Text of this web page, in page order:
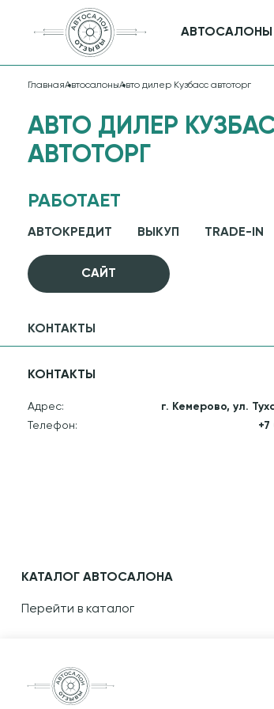
АВТОСАЛОНЫ
ГлавнаяАвтосалоныАвто дилер Кузбасс автоторг
АВТО ДИЛЕР
АВТОТОРГ
РАБОТАЕТ
АВТОКРЕДИТ ВЫКУП TRADE-IN
CАЙТ
КОНТАКТЫ
КОНТАКТЫ
Адрес:
г. Кемерово, ул.
Телефон:
+7
КАТАЛОГ АВТОСАЛОНА
Перейти в каталог